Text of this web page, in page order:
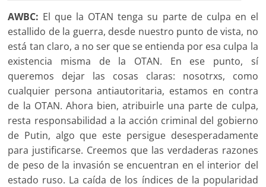
AWBC: El que la OTAN tenga su parte de culpa en el
estallido de la guerra, desde nuestro punto de vista, no
está tan claro, a no ser que se entienda por esa culpa la
existencia misma de la OTAN. En ese punto, sí
queremos dejar las cosas claras: nosotrxs, como
cualquier persona antiautoritaria, estamos en contra
de la OTAN. Ahora bien, atribuirle una parte de culpa,
resta responsabilidad a la acción criminal del gobierno
de Putin, algo que este persigue desesperadamente
para justificarse. Creemos que las verdaderas razones
de peso de la invasión se encuentran en el interior del
estado ruso. La caída de los índices de la popularidad